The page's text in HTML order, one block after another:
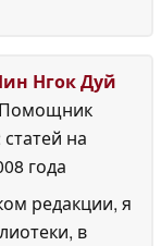
Нгок Дуй
на
года
редакции, я
в